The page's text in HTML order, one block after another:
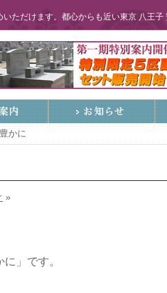
ただけます。都心からも近い東京 八王子
かに
»
」です。